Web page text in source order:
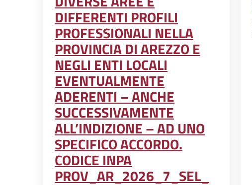
DIFFERENTI PROFILI
PROFESSIONALI NELLA
PROVINCIA DI AREZZO E
NEGLI ENTI LOCALI
EVENTUALMENTE
ADERENTI – ANCHE
SUCCESSIVAMENTE
ALL’INDIZIONE – AD UNO
SPECIFICO ACCORDO.
CODICE INPA
PROV_AR_2026_7_SEL_